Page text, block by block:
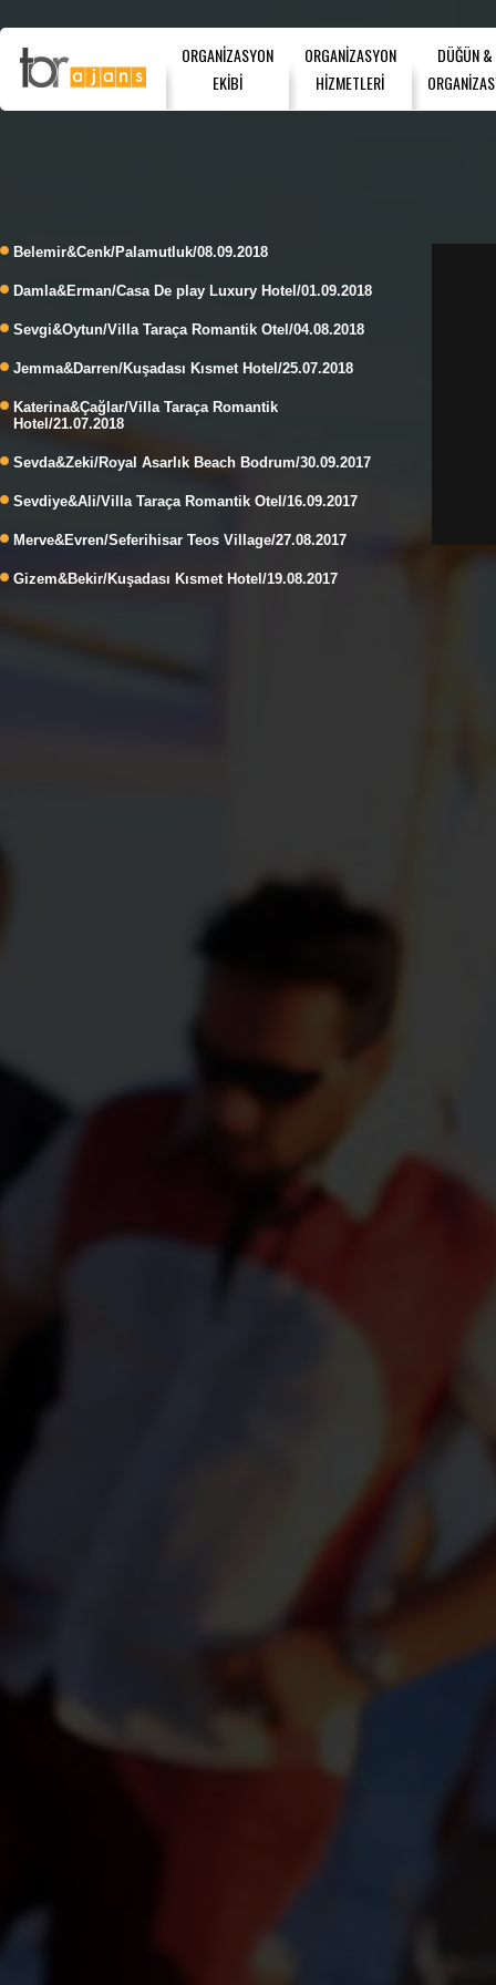
ORGANİZASYON
EKİBİ
ORGANİZASYON
HİZMETLERİ
DÜĞÜN
Belemir&Cenk/Palamutluk/08.09.2018
Damla&Erman/Casa De play Luxury Hotel/01.09.2018
Sevgi&Oytun/Villa Taraça Romantik Otel/04.08.2018
Jemma&Darren/Kuşadası Kısmet Hotel/25.07.2018
Katerina&Çağlar/Villa Taraça Romantik
Hotel/21.07.2018
Sevda&Zeki/Royal Asarlık Beach Bodrum/30.09.2017
Sevdiye&Ali/Villa Taraça Romantik Otel/16.09.2017
Merve&Evren/Seferihisar Teos Village/27.08.2017
Gizem&Bekir/Kuşadası Kısmet Hotel/19.08.2017